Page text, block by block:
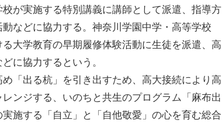
が実施する特別講義に講師として派遣、指導方
などに協力する。神奈川学園中学・高等学校
大学教育の早期履修体験活動に生徒を派遣、高
に協力するという。
「出る杭」を引き出すため、高大接続により高
ンジする、いのちと共生のプログラム「麻布出
施する「自立」と「自他敬愛」の心を育む総合